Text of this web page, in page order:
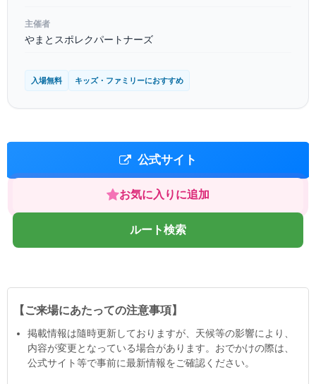
主催者
やまとスポレクパートナーズ
入場無料 キッズ・ファミリーにおすすめ
公式サイト
お気に入りに追加
ルート検索
【ご来場にあたっての注意事項】
掲載情報は隨時更新しておりますが、天候等の影響により、
内容が変更となっている場合があります。おでかけの際は、
公式サイト等で事前に最新情報をご確認ください。